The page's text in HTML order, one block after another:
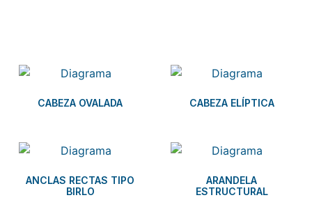
CABEZA OVALADA CABEZA ELÍPTICA
ANCLAS RECTAS TIPO
BIRLO
ARANDELA
ESTRUCTURAL